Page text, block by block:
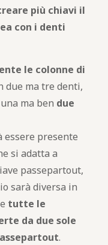
più chiavi il
con i denti
le colonne di
due ma tre denti,
ma ben due
essere presente
si adatta a
passepartout,
sarà diversa in
tutte le
da due sole
.